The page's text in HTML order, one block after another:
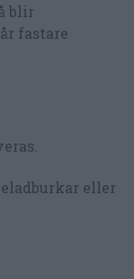
blir
fastare
eller